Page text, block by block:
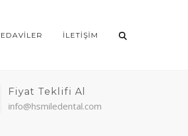
İLETIŞIM
Fiyat Teklifi Al
info@hsmiledental.com